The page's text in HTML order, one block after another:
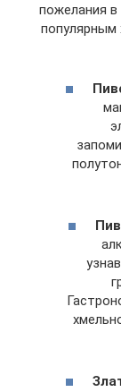
пожелания в
популярным